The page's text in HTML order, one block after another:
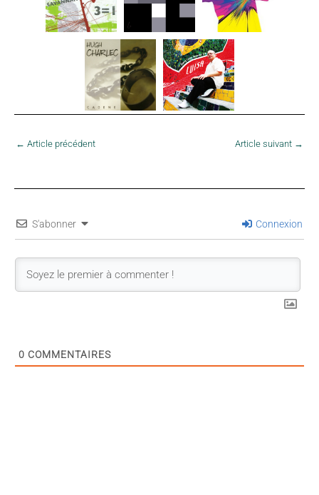
← Article précédent Article suivant →
S'abonner Connexion
0 COMMENTAIRES